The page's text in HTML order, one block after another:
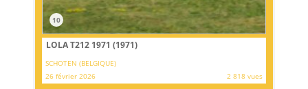
10
LOLA T212 1971 (1971)
SCHOTEN (BELGIQUE)
26 février 2026
2 818 vues